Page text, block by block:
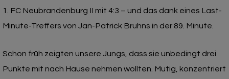
1. FC Neubrandenburg II mit 4:3 – und das dank eines Last-
Minute-Treffers von Jan-Patrick Bruhns in der 89. Minute.
Schon früh zeigten unsere Jungs, dass sie unbedingt drei
Punkte mit nach Hause nehmen wollten. Mutig, konzentriert